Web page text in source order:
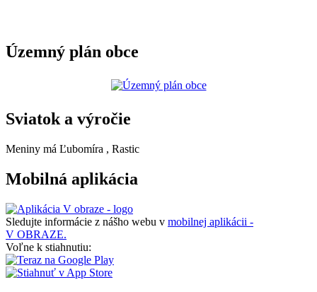
Územný plán obce
Sviatok a výročie
Meniny má Ľubomíra , Rastic
Mobilná aplikácia
Sledujte informácie z nášho webu v mobilnej aplikácii -
V OBRAZE.
Voľne k stiahnutiu: